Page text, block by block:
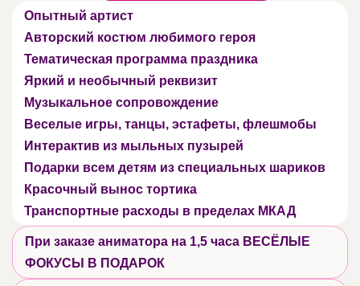
Опытный артист
Авторский костюм любимого героя
Тематическая программа праздника
Яркий и необычный реквизит
Музыкальное сопровождение
Веселые игры, танцы, эстафеты, флешмобы
Интерактив из мыльных пузырей
Подарки всем детям из специальных шариков
Красочный вынос тортика
Транспортные расходы в пределах МКАД
При заказе аниматора на 1,5 часа ВЕСЁЛЫЕ
ФОКУСЫ В ПОДАРОК